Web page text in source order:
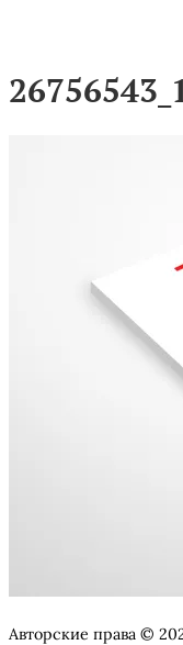
Авторские права ©